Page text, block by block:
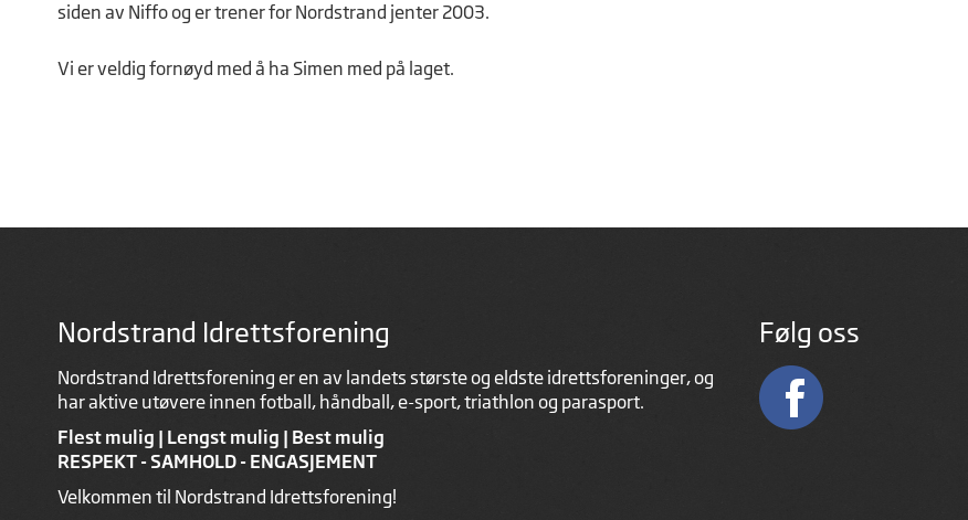
siden av Niffo og er trener for Nordstrand jenter 2003.
Vi er veldig fornøyd med å ha Simen med på laget.
Nordstrand Idrettsforening
Nordstrand Idrettsforening er en av landets største og eldste idrettsforeninger, og
har aktive utøvere innen fotball, håndball, e-sport, triathlon og parasport.
Flest mulig | Lengst mulig | Best mulig
RESPEKT - SAMHOLD - ENGASJEMENT
Velkommen til Nordstrand Idrettsforening!
Følg oss